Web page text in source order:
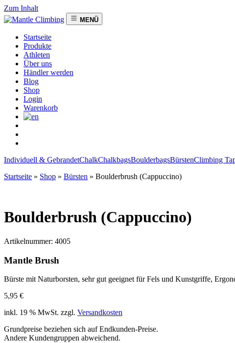
Zum Inhalt
MENÜ
Startseite
Produkte
Athleten
Über uns
Händler werden
Blog
Shop
Login
Warenkorb
Individuell & GebrandetChalkChalkbagsBoulderbagsBürstenClimbing
Startseite » Shop » Bürsten » Boulderbrush (Cappuccino)
Boulderbrush (Cappuccino)
Artikelnummer: 4005
Mantle Brush
Bürste mit Naturborsten, sehr gut geeignet für Fels und Kunstgriffe,
5,95 €
inkl. 19 % MwSt. zzgl. Versandkosten
Grundpreise beziehen sich auf Endkunden-Preise.
Andere Kundengruppen abweichend.